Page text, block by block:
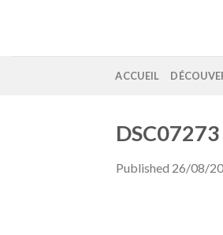
ACCUEIL
DSC07273
Published 26/08/